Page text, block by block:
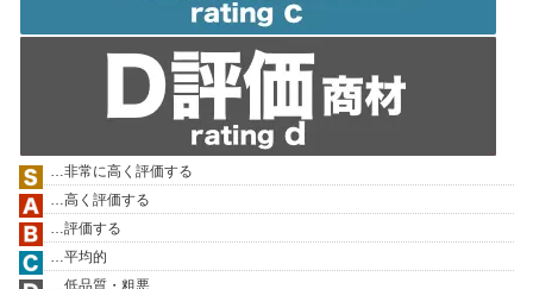
…非常に高く評価する
…高く評価する
…評価する
…平均的